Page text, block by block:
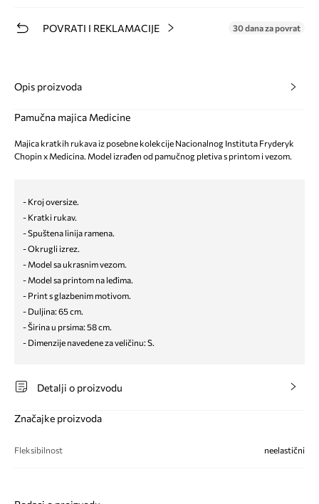
POVRATI I REKLAMACIJE 30 dana za povrat
Opis proizvoda
Pamučna majica Medicine
Majica kratkih rukava iz posebne kolekcije Nacionalnog Instituta Fryderyk
Chopin x Medicina. Model izrađen od pamučnog pletiva s printom i vezom.
- Kroj oversize.
- Kratki rukav.
- Spuštena linija ramena.
- Okrugli izrez.
- Model sa ukrasnim vezom.
- Model sa printom na leđima.
- Print s glazbenim motivom.
- Duljina: 65 cm.
- Širina u prsima: 58 cm.
- Dimenzije navedene za veličinu: S.
Detalji o proizvodu
Značajke proizvoda
Fleksibilnost neelastični